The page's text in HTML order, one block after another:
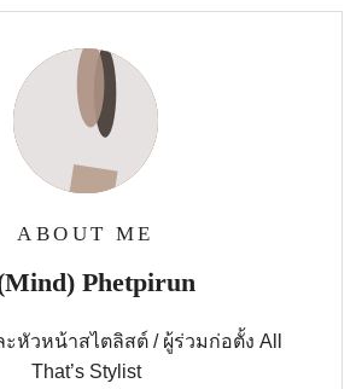
ABOUT ME
Phetpirun
ะหัวหน้าสไตลิสต์ / ผู้ร่วมก่อตั้ง All
That’s Stylist